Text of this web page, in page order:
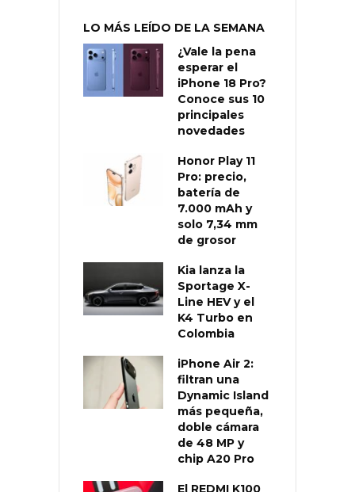
LO MÁS LEÍDO DE LA SEMANA
¿Vale la pena
esperar el
iPhone 18 Pro?
Conoce sus 10
principales
novedades
Honor Play 11
Pro: precio,
batería de
7.000 mAh y
solo 7,34 mm
de grosor
Kia lanza la
Sportage X-
Line HEV y el
K4 Turbo en
Colombia
iPhone Air 2:
filtran una
Dynamic Island
más pequeña,
doble cámara
de 48 MP y
chip A20 Pro
El REDMI K100